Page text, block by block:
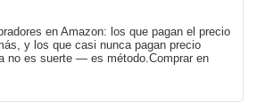
en Amazon: los que pagan el precio
y los que casi nunca pagan precio
no es suerte — es método.Comprar en